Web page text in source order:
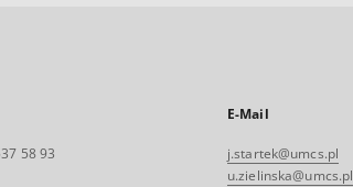
58 93
E-Mail
j.startek@umcs.pl
u.zielinska@umcs.pl